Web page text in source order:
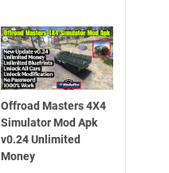
Offroad Masters 4X4
Simulator Mod Apk
v0.24 Unlimited
Money